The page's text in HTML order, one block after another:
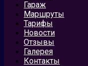
Гараж
Маршруты
Тарифы
Новости
Отзывы
Галерея
Контакты